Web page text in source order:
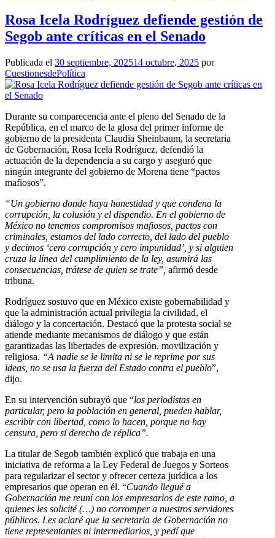
Rosa Icela Rodríguez defiende gestión de
Segob ante críticas en el Senado
Publicada el 30 septiembre, 202514 octubre, 2025 por
CuestionesdePolítica
Durante su comparecencia ante el pleno del Senado de la
República, en el marco de la glosa del primer informe de
gobierno de la presidenta Claudia Sheinbaum, la secretaria
de Gobernación, Rosa Icela Rodríguez, defendió la
actuación de la dependencia a su cargo y aseguró que
ningún integrante del gobierno de Morena tiene “pactos
mafiosos”.
“Un gobierno donde haya honestidad y que condena la
corrupción, la colusión y el dispendio. En el gobierno de
México no tenemos compromisos mafiosos, pactos con
criminales, estamos del lado correcto, del lado del pueblo
y decimos ‘cero corrupción y cero impunidad’, y si alguien
cruza la línea del cumplimiento de la ley, asumirá las
consecuencias, trátese de quien se trate”, afirmó desde
tribuna.
Rodríguez sostuvo que en México existe gobernabilidad y
que la administración actual privilegia la civilidad, el
diálogo y la concertación. Destacó que la protesta social se
atiende mediante mecanismos de diálogo y que están
garantizadas las libertades de expresión, movilización y
religiosa. “A nadie se le limita ni se le reprime por sus
ideas, no se usa la fuerza del Estado contra el pueblo”,
dijo.
En su intervención subrayó que “los periodistas en
particular, pero la población en general, pueden hablar,
escribir con libertad, como lo hacen, porque no hay
censura, pero sí derecho de réplica”.
La titular de Segob también explicó que trabaja en una
iniciativa de reforma a la Ley Federal de Juegos y Sorteos
para regularizar el sector y ofrecer certeza jurídica a los
empresarios que operan en él. “Cuando llegué a
Gobernación me reuní con los empresarios de este ramo, a
quienes les solicité (…) no corromper a nuestros servidores
públicos. Les aclaré que la secretaria de Gobernación no
tiene representantes ni intermediarios, y pedí que